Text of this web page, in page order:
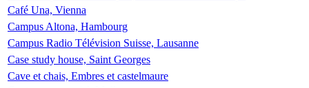
Café Una, Vienna
Campus Altona, Hambourg
Campus Radio Télévision Suisse, Lausanne
Case study house, Saint Georges
Cave et chais, Embres et castelmaure